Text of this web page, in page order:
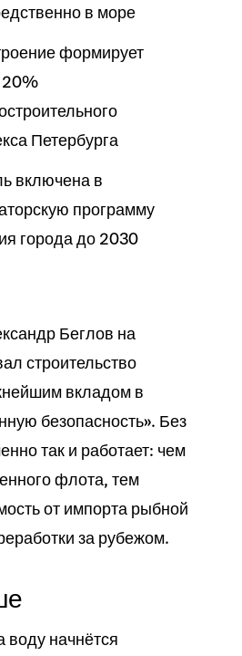
в море
формирует
Петербурга
включена в
программу
города до 2030
Беглов на
строительство
вкладом в
безопасность». Без
так и работает: чем
флота, тем
от импорта рыбной
за рубежом.
воду начнётся